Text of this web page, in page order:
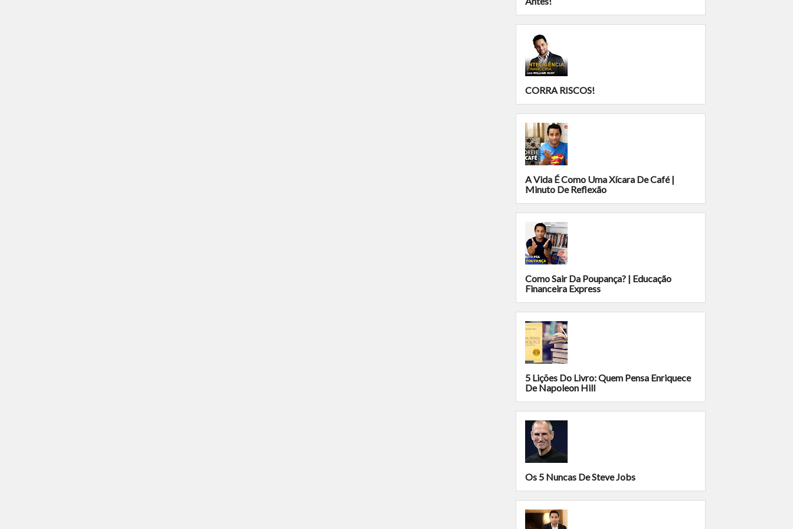
CORRA RISCOS!
A Vida É Como Uma Xícara De Café |
Minuto De Reflexão
Como Sair Da Poupança? | Educação
Financeira Express
5 Lições Do Livro: Quem Pensa Enriquece
De Napoleon Hill
Os 5 Nuncas De Steve Jobs